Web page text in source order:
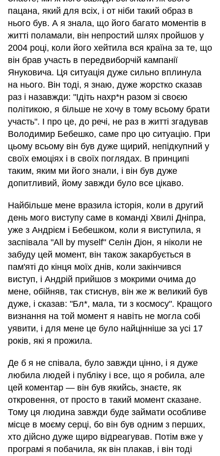
пацана, який для всіх, і от ніби такий образ в
нього був. А я знала, що його багато моментів в
житті поламали, він непростий шлях пройшов у
2004 році, коли його хейтила вся країна за те, що
він брав участь в передвиборчій кампанії
Януковича. Ця ситуація дуже сильно вплинула
на нього. Він тоді, я знаю, дуже жорстко сказав
раз і назавжди: "Ідіть нахр*н разом зі своєю
політикою, я більше не хочу в тому всьому брати
участь". І про це, до речі, не раз в житті згадував
Володимир Бебешко, саме про цю ситуацію. При
цьому всьому він був дуже щирий, непідкупний у
своїх емоціях і в своїх поглядах. В принципі
таким, яким ми його знали, і він був дуже
допитливий, йому завжди було все цікаво.
Найбільше мене вразила історія, коли в другий
день мого виступу саме в команді Хвилі Дніпра,
уже з Андрієм і Бебешком, коли я виступила, я
заспівала "Аll by myself" Селін Діон, я ніколи не
забуду цей момент, він також закарбується в
пам'яті до кінця моїх днів, коли закінчився
виступ, і Андрій прийшов з мокрими очима до
мене, обійняв, так стиснув, він же ж великий був
дуже, і сказав: "Бл*, мала, ти з космосу". Кращого
визнання на той момент я навіть не могла собі
уявити, і для мене це було найцінніше за усі 17
років, які я прожила.
Де б я не співала, було завжди цінно, і я дуже
любила людей і публіку і все, що я робила, але
цей коментар — він був якийсь, знаєте, як
откровення, от просто в такий момент сказане.
Тому ця людина завжди буде займати особливе
місце в моєму серці, бо він був одним з перших,
хто дійсно дуже щиро відреагував. Потім вже у
програмі я побачила, як він плакав, і він тоді